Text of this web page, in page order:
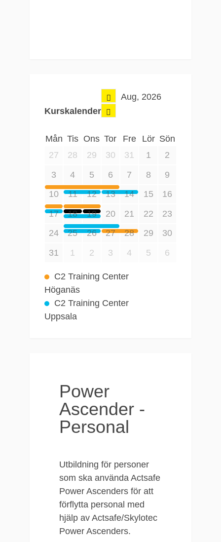
Kurskalender
Aug, 2026
Mån Tis Ons Tor Fre Lör Sön
C2 Training Center
Höganäs
C2 Training Center
Uppsala
Power
Ascender -
Personal
Utbildning för personer
som ska använda Actsafe
Power Ascenders för att
förflytta personal med
hjälp av Actsafe/Skylotec
Power Ascenders.